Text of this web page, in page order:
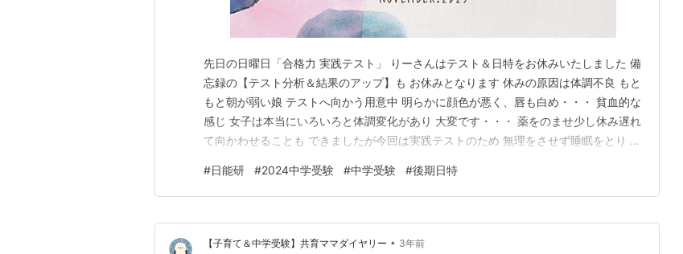
先日の日曜日「合格力 実践テスト」 りーさんはテスト＆日特をお休みいたしました 備
忘録の【テスト分析＆結果のアップ】も お休みとなります 休みの原因は体調不良 もと
もと朝が弱い娘 テストへ向かう用意中 明らかに顔色が悪く、唇も白め・・・ 貧血的な
感じ 女子は本当にいろいろと体調変化があり 大変です・・・ 薬をのませ少し休み遅れ
て向かわせることも できましたが今回は実践テストのため 無理をさせず睡眠をとり す
夫？！」 「甘い親かな？！」という葛藤もあります 「うちの子は大丈夫！！」なんて
いう自信は どこを探してもありま…
#日能研 #2024中学受験 #中学受験 #後期日特
【子育て＆中学受験】共育ママダイヤリー • 3年前